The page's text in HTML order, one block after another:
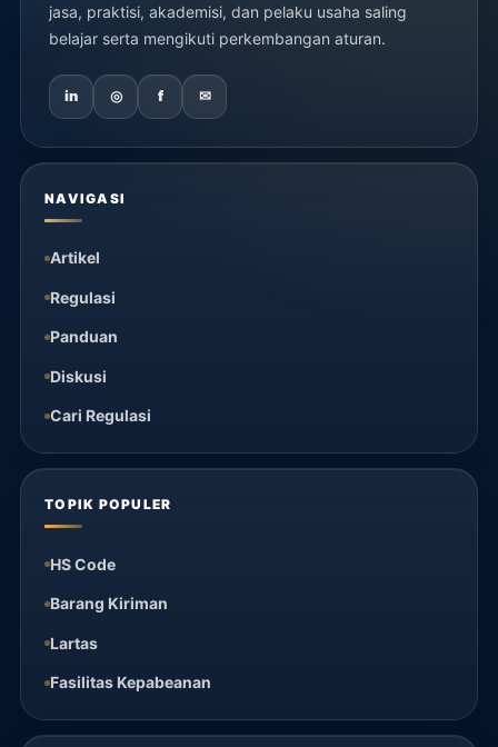
jasa, praktisi, akademisi, dan pelaku usaha saling
belajar serta mengikuti perkembangan aturan.
in ◎ f ✉
NAVIGASI
Artikel
Regulasi
Panduan
Diskusi
Cari Regulasi
TOPIK POPULER
HS Code
Barang Kiriman
Lartas
Fasilitas Kepabeanan